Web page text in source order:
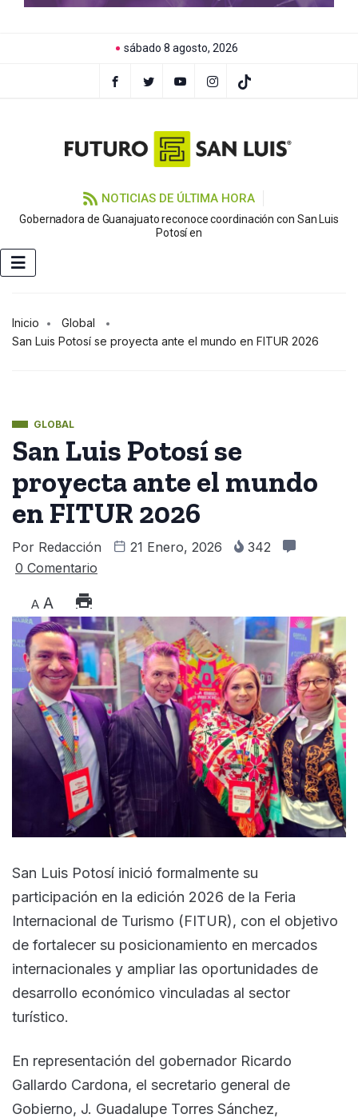
sábado 8 agosto, 2026
NOTICIAS DE ÚLTIMA HORA
Gobernadora de Guanajuato reconoce coordinación con San Luis
Potosí en
Inicio
Global
San Luis Potosí se proyecta ante el mundo en FITUR 2026
GLOBAL
San Luis Potosí se
proyecta ante el mundo
en FITUR 2026
Por Redacción 21 Enero, 2026
342
0 Comentario
A A
San Luis Potosí inició formalmente su
participación en la edición 2026 de la Feria
Internacional de Turismo (FITUR), con el objetivo
de fortalecer su posicionamiento en mercados
internacionales y ampliar las oportunidades de
desarrollo económico vinculadas al sector
turístico.
En representación del gobernador Ricardo
Gallardo Cardona, el secretario general de
Gobierno, J. Guadalupe Torres Sánchez,